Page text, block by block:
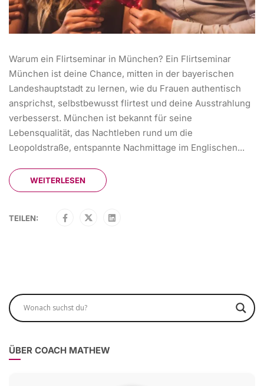
Warum ein Flirtseminar in München? Ein Flirtseminar
München ist deine Chance, mitten in der bayerischen
Landeshauptstadt zu lernen, wie du Frauen authentisch
ansprichst, selbstbewusst flirtest und deine Ausstrahlung
verbesserst. München ist bekannt für seine
Lebensqualität, das Nachtleben rund um die
Leopoldstraße, entspannte Nachmittage im Englischen...
WEITERLESEN
TEILEN:
ÜBER COACH MATHEW